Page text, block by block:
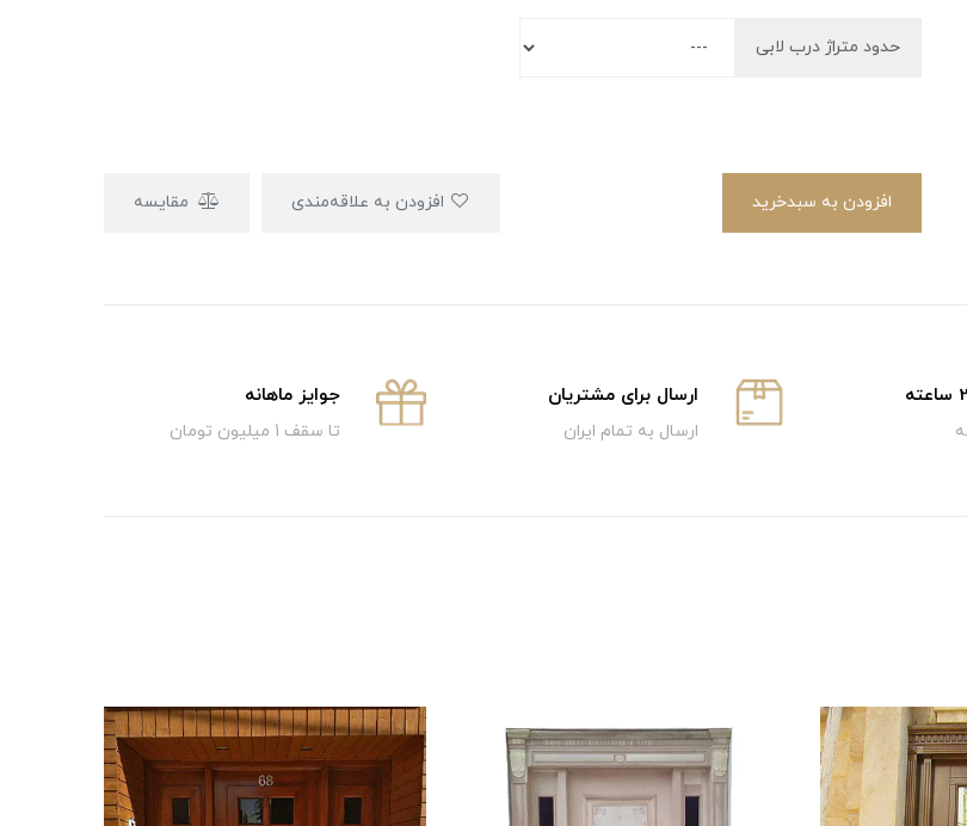
حدود متراژ درب لابی
افزودن به سبدخرید مقایسه
ارسال برای مشتریان
ارسال به تمام ایران
جوایز ماهانه
تا سقف 1 میلیون تومان